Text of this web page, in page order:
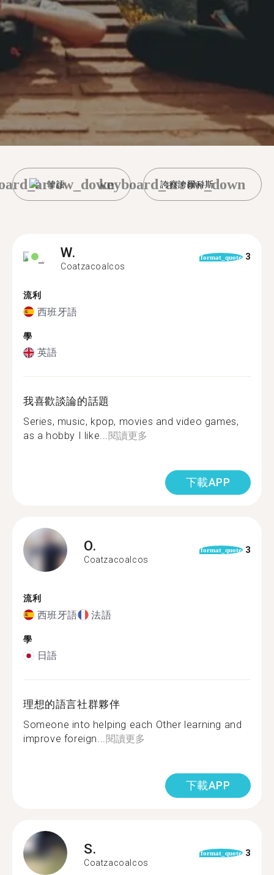
韓語 誇察誇爾科斯
keyboard_arrow_down
W.
Coatzacoalcos
format_quote 3
流利
西班牙語
學
英語
我喜歡談論的話題
Series, music, kpop, movies and video games,
as a hobby I like...閱讀更多
下載APP
O.
Coatzacoalcos
format_quote 3
流利
西班牙語 法語
學
日語
理想的語言社群夥伴
Someone into helping each Other learning and
improve foreign...閱讀更多
下載APP
S.
Coatzacoalcos
format_quote 3